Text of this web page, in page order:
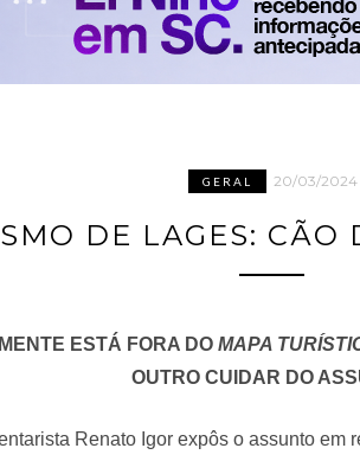
GERAL 20/03/2024
DE LAGES: CÃO
ESTÁ FORA DO MAPA
OUTRO CUIDAR DO
Renato Igor expôs o assunto em